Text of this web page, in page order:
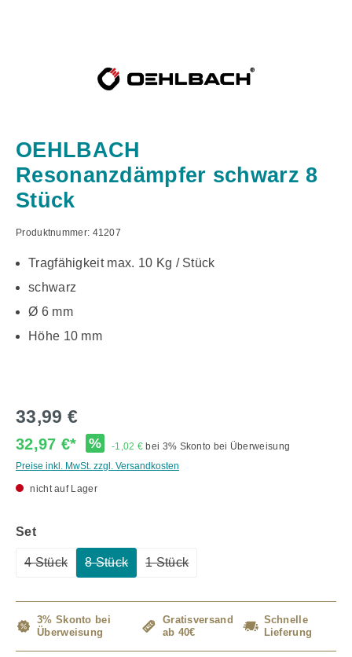
OEHLBACH
Resonanzdämpfer schwarz 8
Stück
Produktnummer: 41207
Tragfähigkeit max. 10 Kg / Stück
schwarz
Ø 6 mm
Höhe 10 mm
33,99 €
32,97 €* % -1,02 € bei 3% Skonto bei Überweisung
Preise inkl. MwSt. zzgl. Versandkosten
nicht auf Lager
Setauswählen
4 Stück 8 Stück 1 Stück
3% Skonto bei
Überweisung
Gratisversand
ab 40€
Schnelle
Lieferung